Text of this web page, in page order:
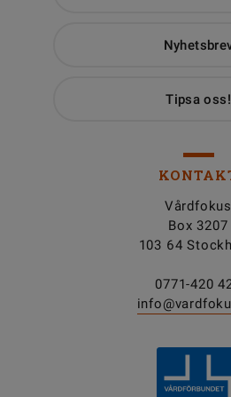
Tipsa oss!
Vårdfokus
Box 3207
103 64
0771-420